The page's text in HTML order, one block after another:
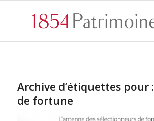
Archive d’étiquettes pour :
de fortune